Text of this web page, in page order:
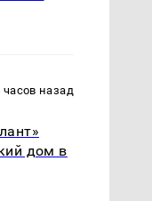
часов назад
дом в